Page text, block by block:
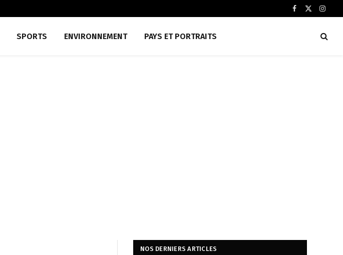
Facebook
X
SPORTS ENVIRONNEMENT PAYS ET PORTRAITS
NOS DERNIERS ARTICLES